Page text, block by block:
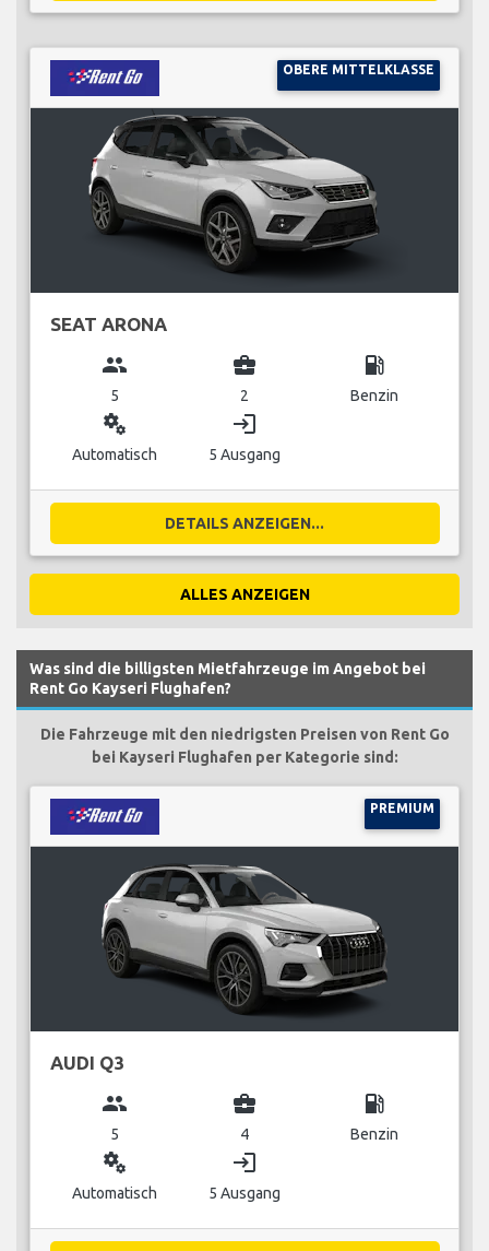
OBERE MITTELKLASSE
SEAT ARONA
group
5
business_center
2
local_gas_station
Benzin
miscellaneous_services
Automatisch
login
5 Ausgang
DETAILS ANZEIGEN...
ALLES ANZEIGEN
Was sind die billigsten Mietfahrzeuge im Angebot bei
Rent Go Kayseri Flughafen?
Die Fahrzeuge mit den niedrigsten Preisen von Rent Go
bei Kayseri Flughafen per Kategorie sind:
PREMIUM
AUDI Q3
group
5
business_center
4
local_gas_station
Benzin
miscellaneous_services
Automatisch
login
5 Ausgang